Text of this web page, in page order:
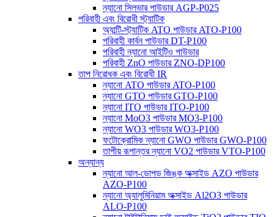
ন্যানো সিলভার পাউডার AGP-P025
পরিবাহী এবং বিরোধী স্ট্যাটিক
অ্যান্টি-স্ট্যাটিক ATO পাউডার ATO-P100
পরিবাহী কার্বন পাউডার DT-P100
পরিবাহী ন্যানো আইটিও পাউডার
পরিবাহী ZnO পাউডার ZNO-DP100
তাপ নিরোধক এবং বিরোধী IR
ন্যানো ATO পাউডার ATO-P100
ন্যানো GTO পাউডার GTO-P100
ন্যানো ITO পাউডার ITO-P100
ন্যানো MoO3 পাউডার MO3-P100
ন্যানো WO3 পাউডার WO3-P100
ফটোক্রোমিক ন্যানো GWO পাউডার GWO-P100
তাপীয় রূপান্তর ন্যানো VO2 পাউডার VTO-P100
অন্যান্য
ন্যানো আল-ডোপড জিঙ্ক অক্সাইড AZO পাউডার
AZO-P100
ন্যানো অ্যালুমিনিয়াম অক্সাইড Al2O3 পাউডার
ALO-P100